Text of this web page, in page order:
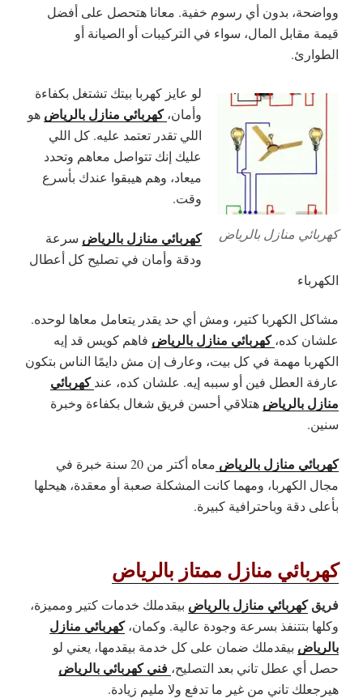
وواضحة، بدون أي رسوم خفية. معانا هتحصل على أفضل
قيمة مقابل المال، سواء في التركيبات أو الصيانة أو
الطوارئ.
كهربائي منازل بالرياض
لو عايز كهربا بيتك تشتغل بكفاءة
وأمان،كهربائي منازل بالرياض هو
اللي تقدر تعتمد عليه. كل اللي
عليك إنك تتواصل معاهم وتحدد
ميعاد، وهم هيبقوا عندك بأسرع
وقت.
كهربائي منازل بالرياض سرعة
ودقة وأمان في تصليح كل أعطال
الكهرباء
مشاكل الكهربا كتير، ومش أي حد يقدر يتعامل معاها لوحده.
علشان كده، كهربائي منازل بالرياض فاهم كويس قد إيه
الكهربا مهمة في كل بيت، وعارف إن مش دايمًا الناس بتكون
عارفة العطل فين أو سببه إيه. علشان كده، عندكهربائي
منازل بالرياض هتلاقي أحسن فريق شغال بكفاءة وخبرة
سنين.
كهربائي منازل بالرياض
معاه أكتر من 20 سنة خبرة في
مجال الكهربا، ومهما كانت المشكلة صعبة أو معقدة، هيحلها
بأعلى دقة وباحترافية كبيرة.
كهربائي منازل ممتاز بالرياض
فريقكهربائي منازل بالرياض بيقدملك خدمات كتير ومميزة،
وكلها بتتنفذ بسرعة وجودة عالية. وكمان،كهربائي منازل
بالرياض بيقدملك ضمان على كل خدمة بيقدمها، يعني لو
حصل أي عطل تاني بعد التصليح، فني كهربائي بالرياض
هيرجعلك تاني من غير ما تدفع ولا مليم زيادة.